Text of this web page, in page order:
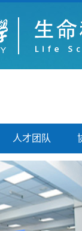
人才团队